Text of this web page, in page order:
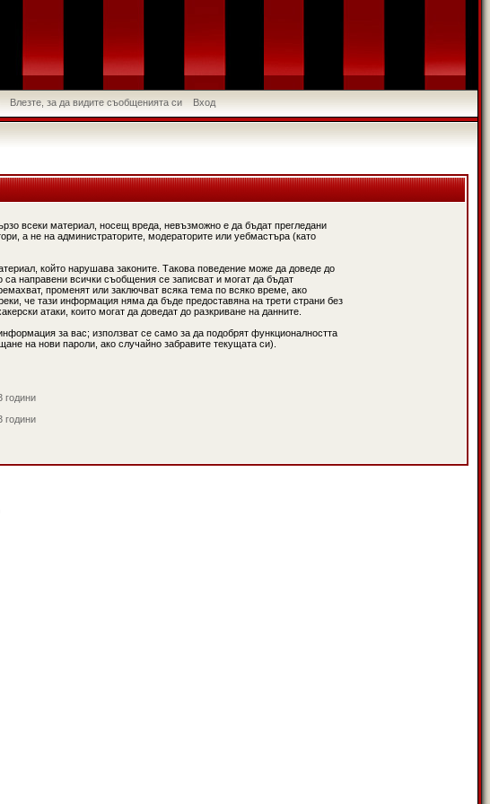
Влезте, за да видите съобщенията си Вход
всеки материал, носещ вреда, невъзможно е да бъдат прегледани
а не на администраторите, модераторите или уебмастъра (като
който нарушава законите. Такова поведение може да доведе до
направени всички съобщения се записват и могат да бъдат
променят или заключват всяка тема по всяко време, ако
че тази информация няма да бъде предоставяна на трети страни без
атаки, които могат да доведат до разкриване на данните.
за вас; използват се само за да подобрят функционалността
на нови пароли, ако случайно забравите текущата си).
години
години